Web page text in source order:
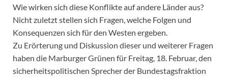
Wie wirken sich diese Konflikte auf andere Länder aus?
Nicht zuletzt stellen sich Fragen, welche Folgen und
Konsequenzen sich für den Westen ergeben.
Zu Erörterung und Diskussion dieser und weiterer Fragen
haben die Marburger Grünen für Freitag, 18. Februar, den
sicherheitspolitischen Sprecher der Bundestagsfraktion